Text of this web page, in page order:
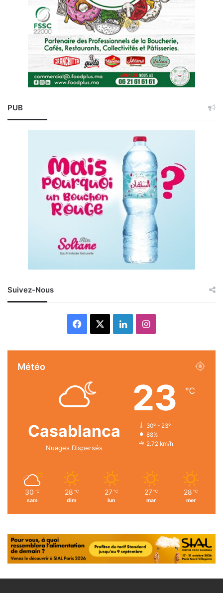
PUB
Suivez-Nous
Facebook LinkedinInstagram
Météo
Casablanca
Nuages Dispersés
23 ℃
30º - 23º
88%
2.72 km/h
30 ℃
sam
28 ℃
dim
27 ℃
lun
27 ℃
mar
28 ℃
mer